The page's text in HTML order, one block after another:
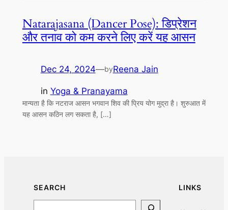
Natarajasana (Dancer Pose): डिप्रेशन
और तनाव को कम करने लिए करें यह आसन
Dec 24, 2024—byReena Jain
in Yoga & Pranayama
मान्यता है कि नटराज आसन भगवान शिव की प्रिय योग मुद्रा है। शुरुआत में
यह आसन कठिन लग सकता है, […]
SEARCH LINKS